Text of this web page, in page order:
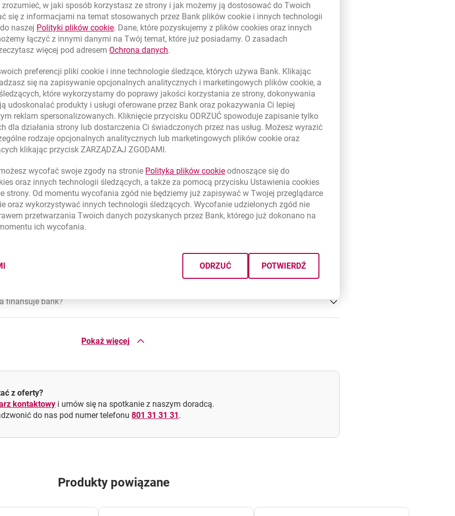
przyznanych kredytów.
kredytów, harmonogram spłat, historię operacji i aktualny kapitał do spłaty.
finansuje bank?
kredytu na uruchomienie produkcji?
Pokaż więcej
z oferty?
kontaktowy i umów się na spotkanie z naszym doradcą.
do nas pod numer telefonu801 31 31 31.
Produkty powiązane
w jaki sposób korzystasz ze strony i jak możemy ją dostosować do Twoich
się z informacjami na temat stosowanych przez Bank plikówcookie i innych technologii
naszej Polityki plikówcookielink otwiera się w nowym oknie
. Dane, które pozyskujemy z plikówcookies oraz innych
łączyć z innymi danymi na Twój temat, które już posiadamy. O zasadach
więcej pod adresem Ochrona danychlink otwiera się w nowym oknie
.
preferencji plikicookie i inne technologie śledzące, których używa Bank. Klikając
się na zapisywanie opcjonalnych analitycznych i marketingowych plikówcookie, a
które wykorzystamy do poprawy jakości korzystania ze strony, dokonywania
udoskonalać produkty i usługi oferowane przez Bank oraz pokazywania Ci lepiej
reklam spersonalizowanych. Kliknięcie przycisku ODRZUĆ spowoduje zapisanie tylko
dla działania strony lub dostarczenia Ci świadczonych przez nas usług. Możesz wyrazić
rodzaje opcjonalnych analitycznych lub marketingowych plikówcookie oraz
klikając przycisk ZARZĄDZAJ ZGODAMI.
wycofać swoje zgody na stronie Polityka plikówcookielink otwiera się w nowym oknie
odnoszące się do
oraz innych technologii śledzących, a także za pomocą przycisku Ustawieniacookies
strony. Od momentu wycofania zgód nie będziemy już zapisywać w Twojej przeglądarce
oraz wykorzystywać innych technologii śledzących. Wycofanie udzielonych zgód nie
przetwarzania Twoich danych pozyskanych przez Bank, którego już dokonano na
ich wycofania.
PLIKÓW
ODRZUĆ POTWIERDŹ